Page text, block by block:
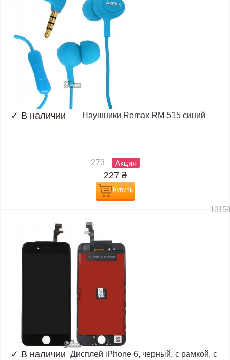
✓ В наличии Наушники Remax RM-515 синий
273 Акция
227 ₴
Купить
✓ В наличии Дисплей iPhone 6, черный, с рамкой, с